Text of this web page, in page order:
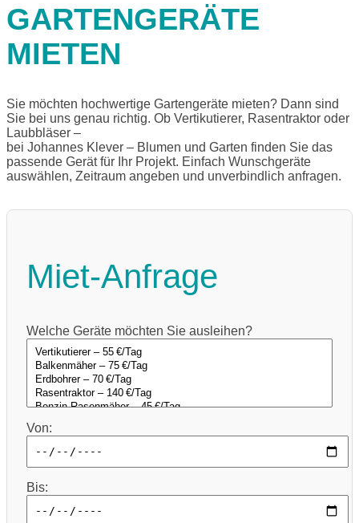
GARTENGERÄTE
MIETEN
Sie möchten hochwertige Gartengeräte mieten? Dann sind
Sie bei uns genau richtig. Ob Vertikutierer, Rasentraktor oder
Laubbläser –
bei Johannes Klever – Blumen und Garten finden Sie das
passende Gerät für Ihr Projekt. Einfach Wunschgeräte
auswählen, Zeitraum angeben und unverbindlich anfragen.
Miet-Anfrage
Welche Geräte möchten Sie ausleihen?
Von:
Bis: